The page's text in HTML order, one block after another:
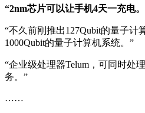
“2nm芯片可以让手机4天一充电
“不久前刚推出127Qubit的量子计
1000Qubit的量子计算机系统。”
“企业级处理器Telum，可同时处
务。”
……